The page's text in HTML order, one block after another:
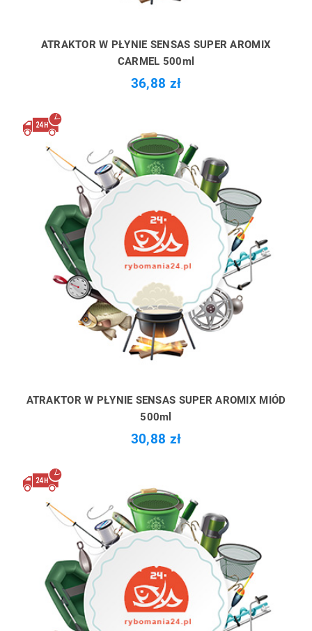
ATRAKTOR W PŁYNIE SENSAS SUPER AROMIX
CARMEL 500ml
36,88 zł
ATRAKTOR W PŁYNIE SENSAS SUPER AROMIX MIÓD
500ml
30,88 zł